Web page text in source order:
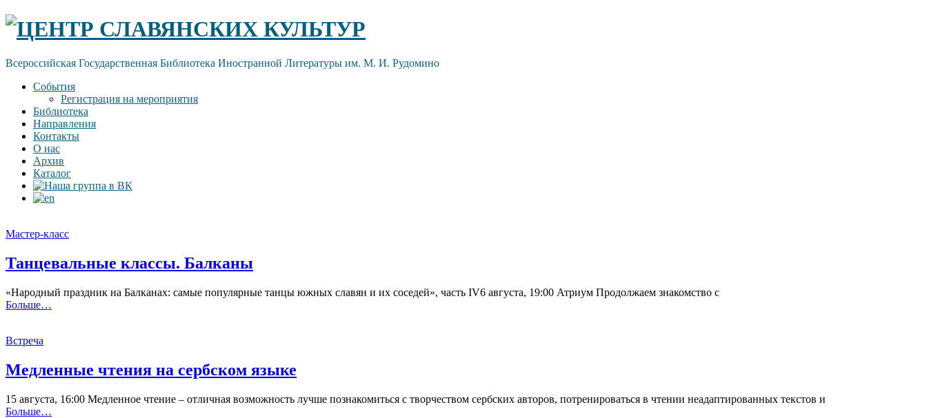
Skip
content
ЦЕНТР СЛАВЯНСКИХ КУЛЬТУР
Всероссийская Государственная Библиотека Иностранной Литературы им. М. И. Рудомино
События
Регистрация на мероприятия
Библиотека
Направления
Контакты
О нас
Архив
Каталог
Мастер-класс
Танцевальные классы. Балканы
«Народный праздник на Балканах: самые популярные танцы южных славян и их соседей», часть IV6 августа, 19:00 Атриум Продолжаем знакомство с
Больше…
Встреча
Медленные чтения на сербском языке
15 августа, 16:00 Медленное чтение – отличная возможность лучше познакомиться с творчеством сербских авторов, потренироваться в чтении неадаптированных текстов и
Больше…